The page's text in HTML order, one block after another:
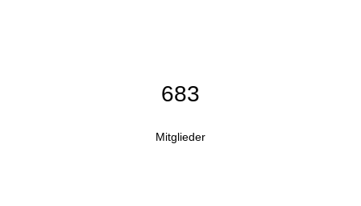
683
Mitglieder